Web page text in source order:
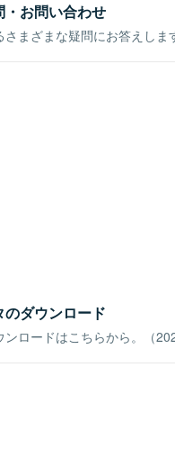
・お問い合わせ
まざまな疑問にお答えしま
ダウンロード
ロードはこちらから。（